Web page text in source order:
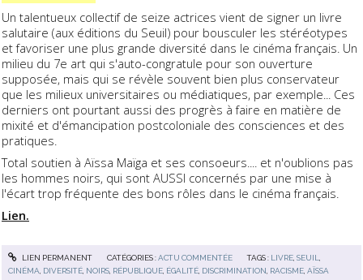
Un talentueux collectif de seize actrices vient de signer un livre
salutaire (aux éditions du Seuil) pour bousculer les stéréotypes
et favoriser une plus grande diversité dans le cinéma français. Un
milieu du 7e art qui s'auto-congratule pour son ouverture
supposée, mais qui se révèle souvent bien plus conservateur
que les milieux universitaires ou médiatiques, par exemple... Ces
derniers ont pourtant aussi des progrès à faire en matière de
mixité et d'émancipation postcoloniale des consciences et des
pratiques.
Total soutien à Aïssa Maïga et ses consoeurs.... et n'oublions pas
les hommes noirs, qui sont AUSSI concernés par une mise à
l'écart trop fréquente des bons rôles dans le cinéma français.
Lien.
LIEN PERMANENT CATÉGORIES :ACTU COMMENTÉE TAGS : LIVRE ,SEUIL
CINÉMA DIVERSITÉ NOIRS RÉPUBLIQUE ÉGALITÉ DISCRIMINATION RACISME ,AÏSSA